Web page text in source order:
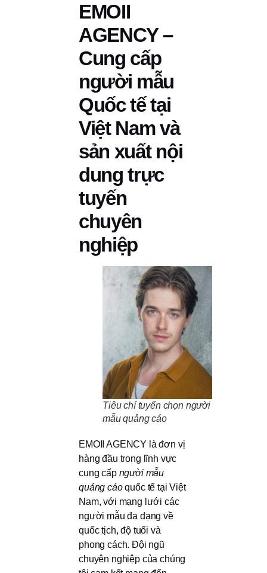
EMOII
AGENCY –
Cung cấp
người mẫu
Quốc tế tại
Việt Nam và
sản xuất nội
dung trực
tuyến
chuyên
nghiệp
Tiêu chí tuyển chọn người
mẫu quảng cáo
EMOII AGENCY là đơn vị
hàng đầu trong lĩnh vực
cung cấp người mẫu
quảng cáoquốc tế tại Việt
Nam, với mạng lưới các
người mẫu đa dạng về
quốc tịch, độ tuổi và
phong cách. Đội ngũ
chuyên nghiệp của chúng